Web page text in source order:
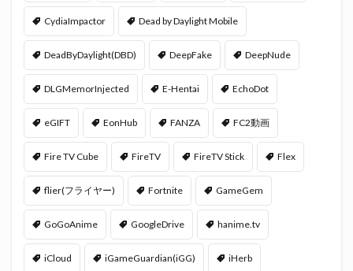
CydiaImpactor Dead by Daylight Mobile
DeadByDaylight(DBD) DeepFake DeepNude
DLGMemorInjected E-Hentai EchoDot
eGIFT EonHub FANZA FC2動画
Fire TV Cube FireTV FireTV Stick Flex
flier(フライヤー) Fortnite GameGem
GoGoAnime GoogleDrive hanime.tv
iCloud iGameGuardian(iGG) iHerb